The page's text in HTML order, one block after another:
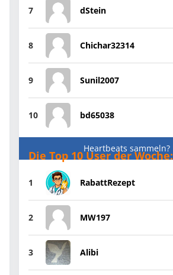
7 dStein
8 Chichar32314
9 Sunil2007
10 bd65038
Heartbeats sammeln?
Die Top 10 User der Woche:
1 RabattRezept
2 MW197
3 Alibi